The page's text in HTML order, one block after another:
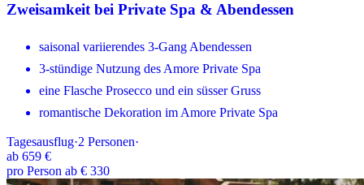
Zweisamkeit bei Private Spa & Abendessen
saisonal variierendes 3-Gang Abendessen
3-stündige Nutzung des Amore Private Spa
eine Flasche Prosecco und ein süsser Gruss
romantische Dekoration im Amore Private Spa
Tagesausflug·2 Personen·
ab 659 €
pro Person ab € 330